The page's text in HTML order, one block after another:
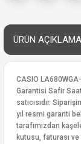
ÜRÜN
CASIO
Garantisi Safir
satıcısıdır.
yıl resmi garanti
tarafımızdan
kutusu, faturası